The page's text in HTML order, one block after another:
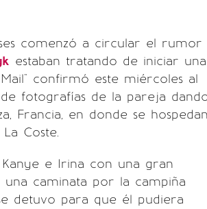
comenzó a circular el rumor
estaban tratando de iniciar una
confirmó este miércoles al
fotografías de la pareja
Francia, en donde se hospedan
Coste.
e Irina con una gran
caminata por la campiña
detuvo para que él pudiera